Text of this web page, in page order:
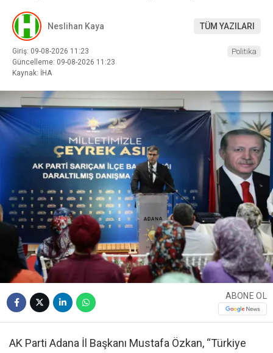
Neslihan Kaya TÜM YAZILARI
Giriş: 09-08-2026 11:23
Güncelleme: 09-08-2026 11:23
Kaynak: İHA
Politika
ABONE OL
AK Parti Adana İl Başkanı Mustafa Özkan, “Türkiye